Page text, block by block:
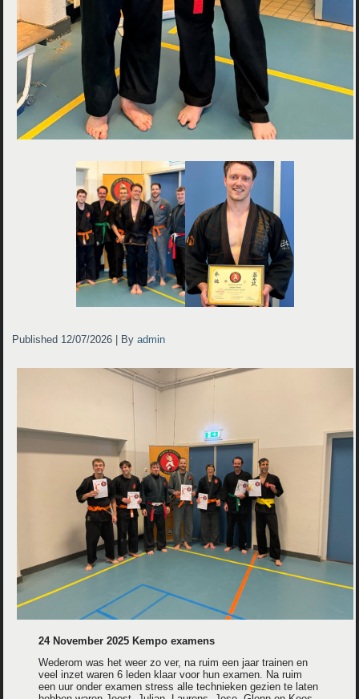
Published 12/07/2026 By admin
24 November 2025 Kempo examens
Wederom was het weer zo ver, na ruim een jaar trainen en
veel inzet waren 6 leden klaar voor hun examen. Na ruim
een uur onder examen stress alle technieken gezien te laten